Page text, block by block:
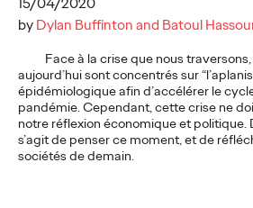
byDylan Buffinton and Batoul
Face à la crise que nous
aujourd’hui sont concentrés sur
épidémiologique afin d’accélérer le
pandémie. Cependant, cette crise ne
notre réflexion économique et politique.
s’agit de penser ce moment, et de
sociétés de demain.
50% of French
are "silent" on
: an Ogilvy
ExComm
largely untapped